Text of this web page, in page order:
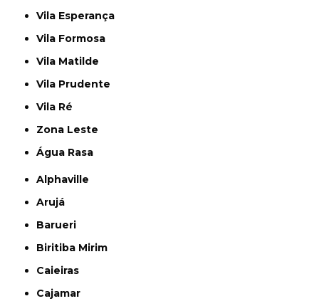
Vila Esperança
Vila Formosa
Vila Matilde
Vila Prudente
Vila Ré
Zona Leste
Água Rasa
Alphaville
Arujá
Barueri
Biritiba Mirim
Caieiras
Cajamar